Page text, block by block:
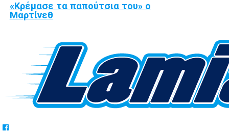
«Κρέμασε τα παπούτσια του» ο
Μαρτίνεθ